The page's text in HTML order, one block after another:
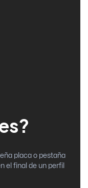
placa o pestaña
el final de un perfil